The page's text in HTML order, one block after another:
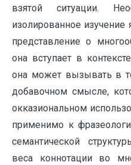
взятой ситуации.
изолированное
представление о
она вступает в
она может вызывать в
добавочном смысле,
окказиональном
применимо к
семантической
веса коннотации во